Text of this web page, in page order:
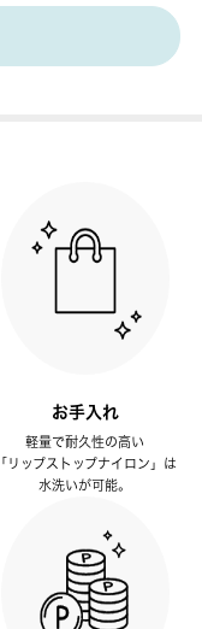
お手入れ
軽量で耐久性の高い
「リップストップナイロン」は
水洗いが可能。